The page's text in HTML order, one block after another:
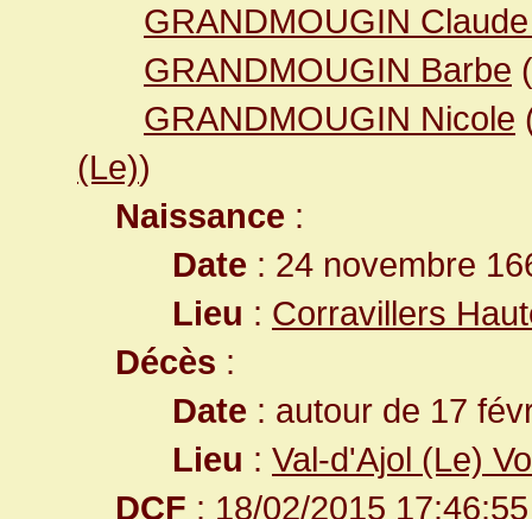
GRANDMOUGIN
GRANDMOUGIN Barbe
GRANDMOUGIN Nicole
(Le))
Naissance :
Date : 24 novembre
Lieu : Corravillers
Décès :
Date : autour de 17
Lieu : Val-d'Ajol (Le)
DCF : 18/02/2015 17:46:55